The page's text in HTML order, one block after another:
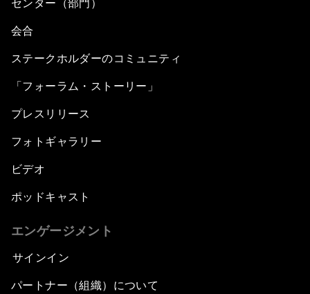
センター（部門）
会合
ステークホルダーのコミュニティ
「フォーラム・ストーリー」
プレスリリース
フォトギャラリー
ビデオ
ポッドキャスト
エンゲージメント
サインイン
パートナー（組織）について